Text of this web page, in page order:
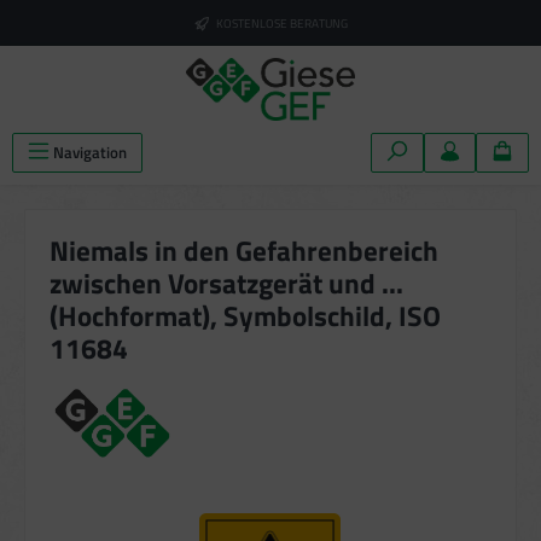
KOSTENLOSE BERATUNG
Navigation
Niemals in den Gefahrenbereich
zwischen Vorsatzgerät und ...
(Hochformat), Symbolschild, ISO
11684
Bildergalerie überspringen